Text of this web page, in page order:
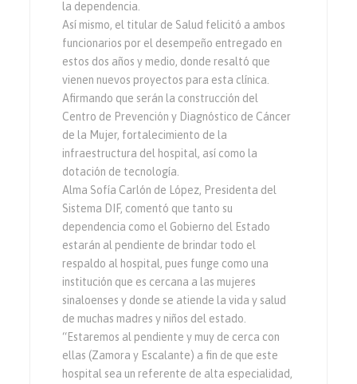
la dependencia.
Así mismo, el titular de Salud felicitó a ambos
funcionarios por el desempeño entregado en
estos dos años y medio, donde resaltó que
vienen nuevos proyectos para esta clínica.
Afirmando que serán la construcción del
Centro de Prevención y Diagnóstico de Cáncer
de la Mujer, fortalecimiento de la
infraestructura del hospital, así como la
dotación de tecnología.
Alma Sofía Carlón de López, Presidenta del
Sistema DIF, comentó que tanto su
dependencia como el Gobierno del Estado
estarán al pendiente de brindar todo el
respaldo al hospital, pues funge como una
institución que es cercana a las mujeres
sinaloenses y donde se atiende la vida y salud
de muchas madres y niños del estado.
“Estaremos al pendiente y muy de cerca con
ellas (Zamora y Escalante) a fin de que este
hospital sea un referente de alta especialidad,